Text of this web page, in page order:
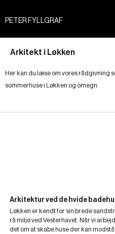
PETER FYLLGRAF
Arkitekt i Løkken
Her kan du læse om vores rådgivning
sommerhuse i Løkken og omegn
Arkitektur ved de hvide
Løkken er kendt for sin brede
rå miljø ved Vesterhavet. Når vi
det om at skabe huse der kan